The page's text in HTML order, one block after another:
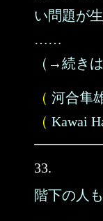
い問題が
……
（→続き
（ 河合隼
（ Kawai
33.
階下の人